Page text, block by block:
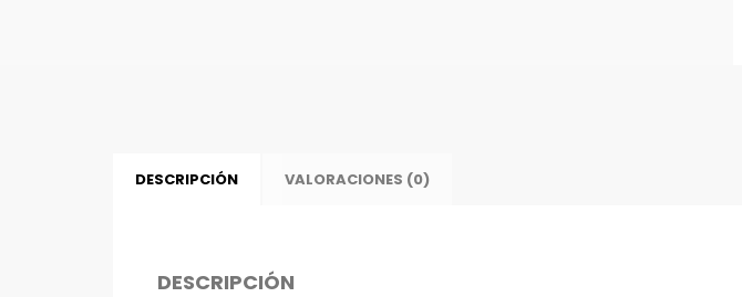
DESCRIPCIÓN VALORACIONES (0)
DESCRIPCIÓN